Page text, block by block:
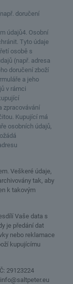
doručení
údajů4. Osobní
Tyto údaje
osobě s
(např. adresa
doručení zboží
a jeho
v rámci
zpracovávání
Kupující má
osobních údajů,
Veškeré údaje,
tak, aby
k takovým
Vaše data s
je předání dat
nebo reklamace
kupujícímu
29123224